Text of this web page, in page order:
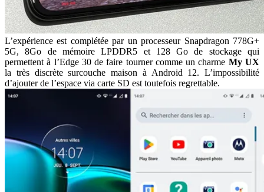
L’expérience est complétée par un processeur Snapdragon 778G+
5G, 8Go de mémoire LPDDR5 et 128 Go de stockage qui
permettent à l’Edge 30 de faire tourner comme un charme My UX
la très discrète surcouche maison à Android 12. L’impossibilité
d’ajouter de l’espace via carte SD est toutefois regrettable.